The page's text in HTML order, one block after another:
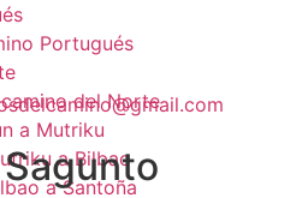
Portugués
del Norte
a Mutriku
a Bilbao
a Santoña